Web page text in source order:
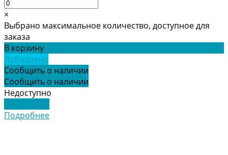
×
Выбрано максимальное количество, доступное для
заказа
В корзину
Добавлено
Сообщить о наличии
Сообщить о наличии
Недоступно
Подробнее